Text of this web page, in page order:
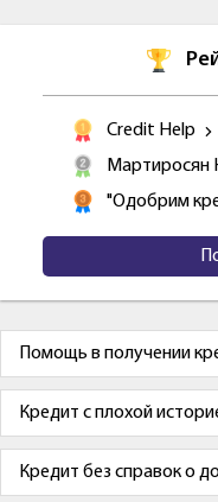
Credit Help
Мартиросян
"Одобрим
Помощь в получении
Кредит с плохой
Кредит без справок о